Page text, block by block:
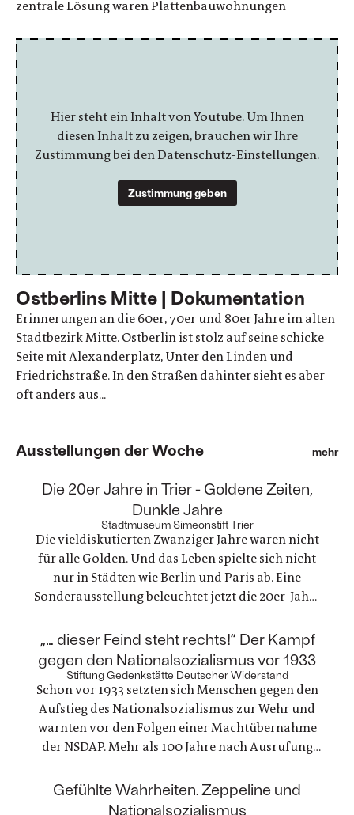
zentrale Lösung waren Plattenbauwohnungen
Hier steht ein Inhalt von Youtube. Um Ihnen
diesen Inhalt zu zeigen, brauchen wir Ihre
Zustimmung bei den Datenschutz-Einstellungen.
Zustimmung geben
Ostberlins Mitte | Dokumentation
Erinnerungen an die 60er, 70er und 80er Jahre im alten
Stadtbezirk Mitte. Ostberlin ist stolz auf seine schicke
Seite mit Alexanderplatz, Unter den Linden und
Friedrichstraße. In den Straßen dahinter sieht es aber
oft anders aus...
Ausstellungen der Woche mehr
Die 20er Jahre in Trier - Goldene Zeiten,
Dunkle Jahre
Stadtmuseum Simeonstift Trier
Die vieldiskutierten Zwanziger Jahre waren nicht
für alle Golden. Und das Leben spielte sich nicht
nur in Städten wie Berlin und Paris ab. Eine
Sonderausstellung beleuchtet jetzt die 20er-Jahre
Gegenstände zeichnen ein einzigartiges Zeitbild
von Alltagsleben, Architektur, Kunst, Mode und
Technik
„… dieser Feind steht rechts!“ Der Kampf
gegen den Nationalsozialismus vor 1933
Stiftung Gedenkstätte Deutscher Widerstand
Schon vor 1933 setzten sich Menschen gegen den
Aufstieg des Nationalsozialismus zur Wehr und
warnten vor den Folgen einer Machtübernahme
der NSDAP. Mehr als 100 Jahre nach Ausrufung
Gedenkstätte Deutscher Widerstand an dieses
Engagement, das gleichzeitig ein Einsatz für
Gefühlte Wahrheiten. Zeppeline und
Nationalsozialismus